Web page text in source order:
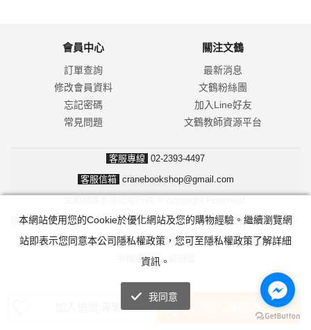
加入追蹤清單
會員中心
訂單查詢
修改會員資料
忘記密碼
常見問題
關注文鶴
最新消息
文鶴粉絲團
加入Line好友
文鶴教師資源平台
客服專線 02-2393-4497
客服信箱 cranebookshop@gmail.com
防詐騙！我們不會要求並指示您至ATM操作。ATM只有匯款及轉帳功能，
無法解除分期付款或訂單錯誤問題。隨時可撥打165反詐騙諮詢專線。
手機版 |
本網站使用您的Cookie於優化網站及您的購物經驗。繼續瀏覽網
站即表示您同意本公司隱私權政策，您可至隱私權政策了解詳細
資訊。
我同意